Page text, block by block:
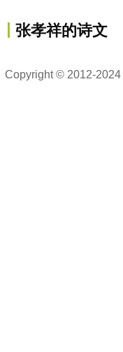
张孝祥的诗文
Copyright © 2012-2024